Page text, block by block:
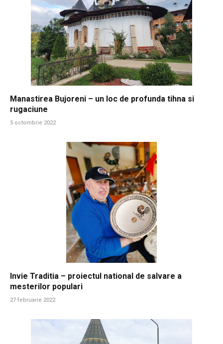
Manastirea Bujoreni – un loc de profunda tihna si
rugaciune
5 octombrie 2022
Invie Traditia – proiectul national de salvare a
mesterilor populari
27 februarie 2022